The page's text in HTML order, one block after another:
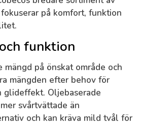
på komfort, funktion
funktion
på önskat område och
mängden efter behov för
glideffekt. Oljebaserade
svårtvättade än
och kan kräva mild tvål för